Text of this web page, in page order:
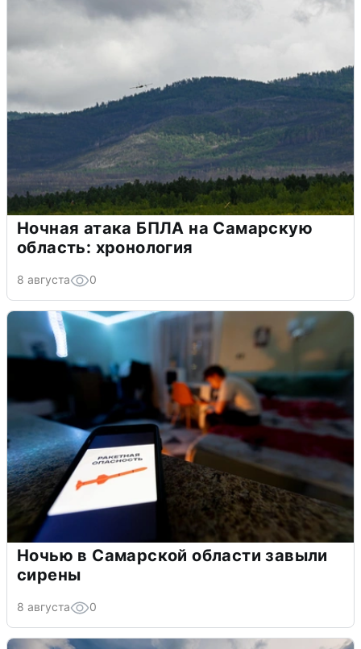
Ночная атака БПЛА на Самарскую
область: хронология
8 августа 0
Ночью в Самарской области завыли
сирены
8 августа 0